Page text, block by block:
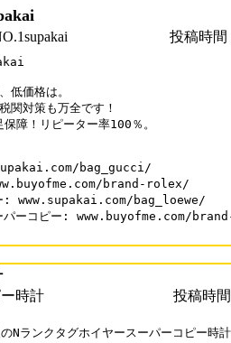
投稿時間
低価格は。
関対策も万全です！
障！リピーター率100％。
bag_gucci/
brand-rolex/
ー: www.supakai.com/bag_loewe/
ーパーコピー: www.buyofme.com/
時計
投稿時
Nランクタグホイヤースーパーコピー時